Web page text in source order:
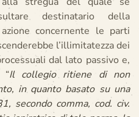
destinatario della
concernente le parti
l’illimitatezza dei
dal lato passivo e,
“Il collegio ritiene di non
in quanto basato su una
secondo comma, cod. civ.